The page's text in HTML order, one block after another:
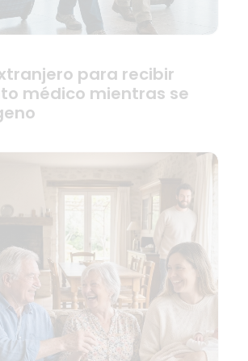
para recibir
médico mientras se